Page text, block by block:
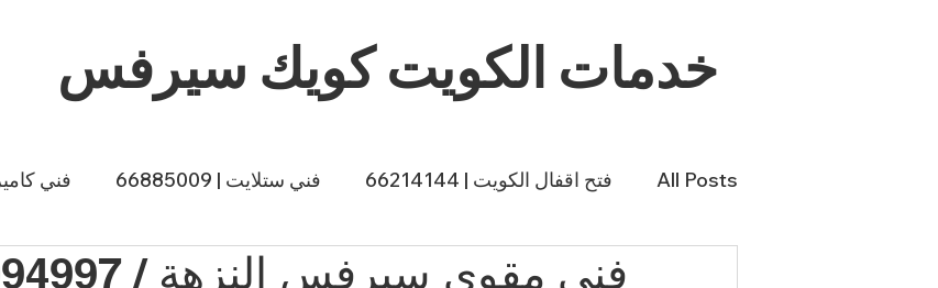
خدمات الكويت كويك سيرفس
All Posts فتح اقفال الكويت | 66214144 فني ستلايت | 66885009 فني
فني تكييف | 98943366 فني طباخات الكويت | 66557188 صباغ الكويت | 66874433